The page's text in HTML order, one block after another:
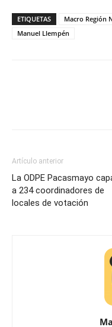
ETIQUETAS Macro Región
Manuel Llempén
Artículo anterior
La ODPE Pacasmayo
a 234 coordinadores de
locales de votación